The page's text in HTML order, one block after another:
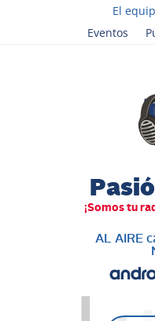
El
Eventos
AL AIRE